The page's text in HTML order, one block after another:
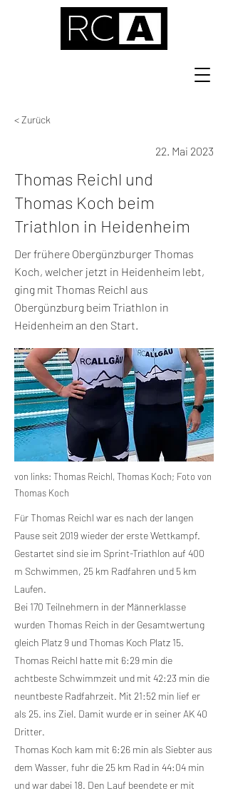
< Zurück
22. Mai 2023
Thomas Reichl und
Thomas Koch beim
Triathlon in Heidenheim
Der frühere Obergünzburger Thomas
Koch, welcher jetzt in Heidenheim lebt,
ging mit Thomas Reichl aus
Obergünzburg beim Triathlon in
Heidenheim an den Start.
von links: Thomas Reichl, Thomas Koch; Foto von
Thomas Koch
Für Thomas Reichl war es nach der langen
Pause seit 2019 wieder der erste Wettkampf.
Gestartet sind sie im Sprint-Triathlon auf 400
m Schwimmen, 25 km Radfahren und 5 km
Laufen.
Bei 170 Teilnehmern in der Männerklasse
wurden Thomas Reich in der Gesamtwertung
gleich Platz 9 und Thomas Koch Platz 15.
Thomas Reichl hatte mit 6:29 min die
achtbeste Schwimmzeit und mit 42:23 min die
neuntbeste Radfahrzeit. Mit 21:52 min lief er
als 25. ins Ziel. Damit wurde er in seiner AK 40
Dritter.
Thomas Koch kam mit 6:26 min als Siebter aus
dem Wasser, fuhr die 25 km Rad in 44:04 min
und war dabei 18. Den Lauf beendete er mit